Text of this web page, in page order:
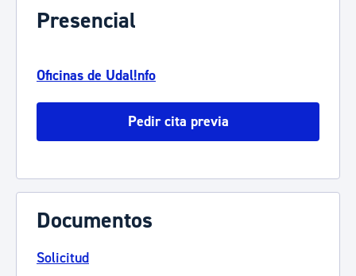
Presencial
Oficinas de Udal!nfo
Pedir cita previa
Documentos
Solicitud